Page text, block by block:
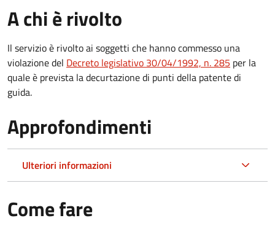
A chi è rivolto
Il servizio è rivolto ai soggetti che hanno commesso una
violazione del Decreto legislativo 30/04/1992, n. 285 per la
quale è prevista la decurtazione di punti della patente di
guida.
Approfondimenti
Ulteriori informazioni
Come fare